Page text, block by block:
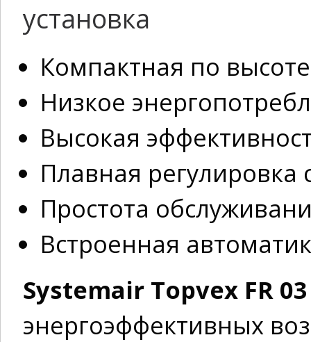
установка
Компактная по
Низкое
Высокая
Плавная регулировка
Простота
Встроенная
Systemair Topvex FR
энергоэффективных